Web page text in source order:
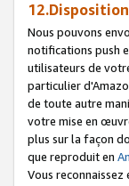
Nous pouvons
notifications push
utilisateurs de
particulier
de toute autre
votre mise en
plus sur la façon
que reproduit en
Vous